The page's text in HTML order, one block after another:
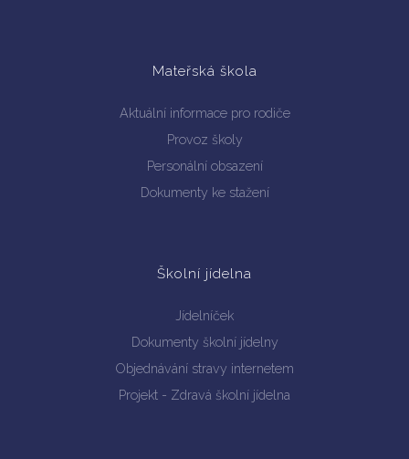
Mateřská škola
Aktuální informace pro rodiče
Provoz školy
Personální obsazení
Dokumenty ke stažení
Školní jídelna
Jídelníček
Dokumenty školní jídelny
Objednávání stravy internetem
Projekt - Zdravá školní jídelna